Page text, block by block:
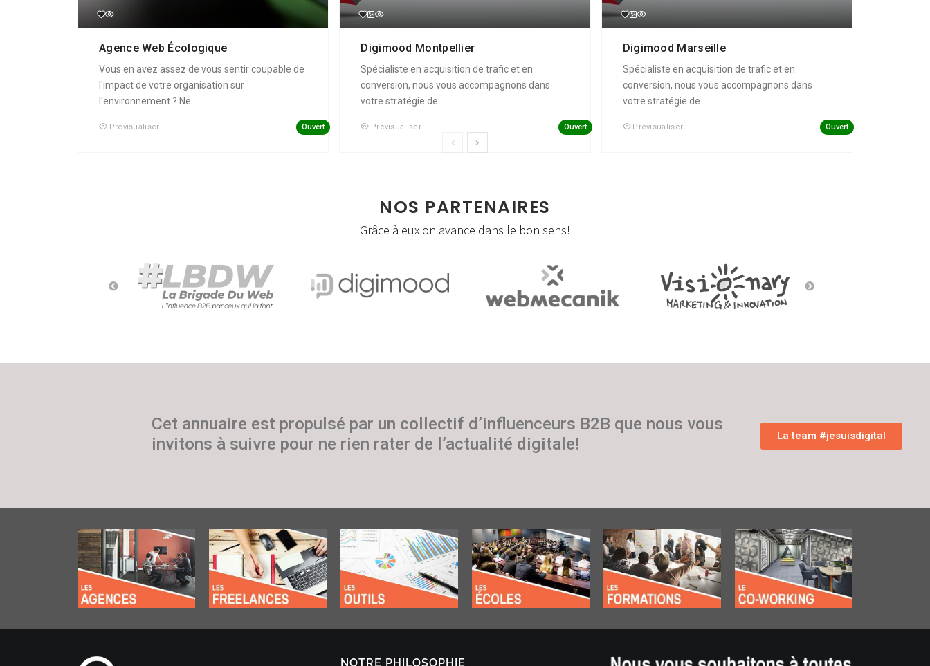
Agence Web Écologique
Vous en avez assez de vous sentir coupable de
l'impact de votre organisation sur
l'environnement ? Ne ...
Prévisualiser Ouvert
Digimood Montpellier
Spécialiste en acquisition de trafic et en
conversion, nous vous accompagnons dans
votre stratégie de ...
Prévisualiser Ouvert
Digimood Marseille
Spécialiste en acquisition de trafic et en
conversion, nous vous accompagnons dans
votre stratégie de ...
Prévisualiser Ouvert
NOS PARTENAIRES
Grâce à eux on avance dans le bon sens!
Cet annuaire est propulsé par un collectif d’influenceurs B2B que nous vous
invitons à suivre pour ne rien rater de l’actualité digitale!
La team #jesuisdigital
NOTRE PHILOSOPHIE